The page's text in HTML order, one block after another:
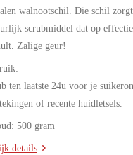
walnootschil. Die schil
scrubmiddel dat op
Zalige geur!
ten laatste 24u voor je
of recente huidletsels.
500 gram
details